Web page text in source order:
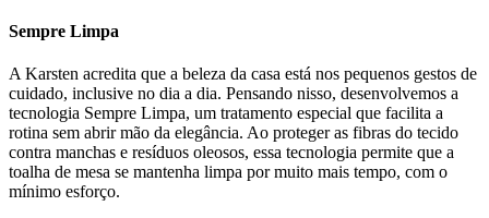
Sempre Limpa
A Karsten acredita que a beleza da casa está nos pequenos gestos de
cuidado, inclusive no dia a dia. Pensando nisso, desenvolvemos a
tecnologia Sempre Limpa, um tratamento especial que facilita a
rotina sem abrir mão da elegância. Ao proteger as fibras do tecido
contra manchas e resíduos oleosos, essa tecnologia permite que a
toalha de mesa se mantenha limpa por muito mais tempo, com o
mínimo esforço.